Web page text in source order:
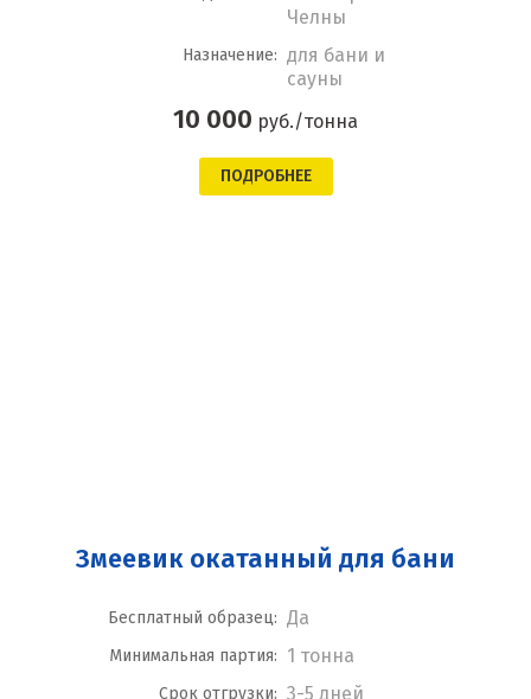
Челны
Назначение: для бани и
сауны
10 000 руб./тонна
ПОДРОБНЕЕ
Змеевик окатанный для бани
Бесплатный образец: Да
Минимальная партия: 1 тонна
Срок отгрузки: 3-5 дней